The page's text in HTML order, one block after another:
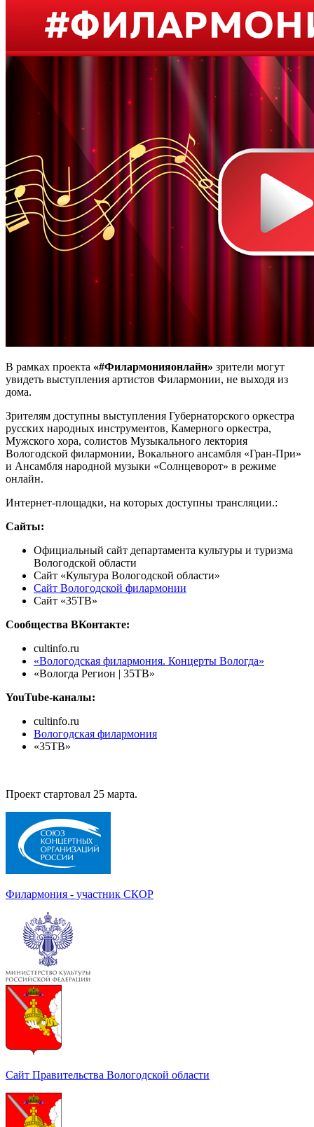
В рамках проекта «#Филармонияонлайн» зрители могут
увидеть выступления артистов Филармонии, не выходя из
дома.
Зрителям доступны выступления Губернаторского оркестра
русских народных инструментов, Камерного оркестра,
Мужского хора, солистов Музыкального лектория
Вологодской филармонии, Вокального ансамбля «Гран-При»
и Ансамбля народной музыки «Солнцеворот» в режиме
онлайн.
Интернет-площадки, на которых доступны трансляции.:
Сайты:
Официальный сайт департамента культуры и туризма
Вологодской области
Сайт «Культура Вологодской области»
Сайт Вологодской филармонии
Сайт «35ТВ»
Сообщества ВКонтакте:
cultinfo.ru
«Вологодская филармония. Концерты Вологда»
«Вологда Регион | 35ТВ»
YouTube-каналы:
cultinfo.ru
Вологодская филармония
«35ТВ»
Проект стартовал 25 марта.
Филармония - участник СКОР
Сайт Правительства Вологодской области